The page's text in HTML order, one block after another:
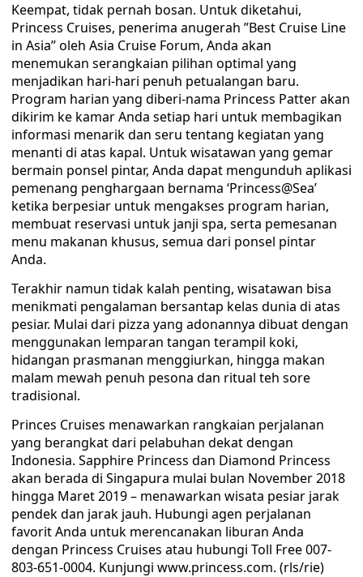
Keempat, tidak pernah bosan. Untuk diketahui,
Princess Cruises, penerima anugerah ”Best Cruise Line
in Asia” oleh Asia Cruise Forum, Anda akan
menemukan serangkaian pilihan optimal yang
menjadikan hari-hari penuh petualangan baru.
Program harian yang diberi-nama Princess Patter akan
dikirim ke kamar Anda setiap hari untuk membagikan
informasi menarik dan seru tentang kegiatan yang
menanti di atas kapal. Untuk wisatawan yang gemar
bermain ponsel pintar, Anda dapat mengunduh aplikasi
pemenang penghargaan bernama ‘Princess@Sea’
ketika berpesiar untuk mengakses program harian,
membuat reservasi untuk janji spa, serta pemesanan
menu makanan khusus, semua dari ponsel pintar
Anda.
Terakhir namun tidak kalah penting, wisatawan bisa
menikmati pengalaman bersantap kelas dunia di atas
pesiar. Mulai dari pizza yang adonannya dibuat dengan
menggunakan lemparan tangan terampil koki,
hidangan prasmanan menggiurkan, hingga makan
malam mewah penuh pesona dan ritual teh sore
tradisional.
Princes Cruises menawarkan rangkaian perjalanan
yang berangkat dari pelabuhan dekat dengan
Indonesia. Sapphire Princess dan Diamond Princess
akan berada di Singapura mulai bulan November 2018
hingga Maret 2019 – menawarkan wisata pesiar jarak
pendek dan jarak jauh. Hubungi agen perjalanan
favorit Anda untuk merencanakan liburan Anda
dengan Princess Cruises atau hubungi Toll Free 007-
803-651-0004. Kunjungi www.princess.com. (rls/rie)